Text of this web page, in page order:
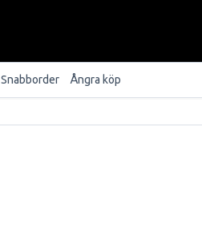
Snabborder Ångra köp